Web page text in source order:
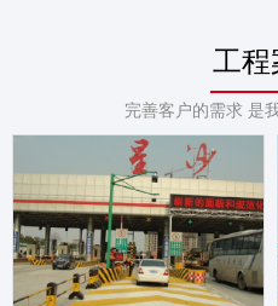
工程
完善客户的需求 是